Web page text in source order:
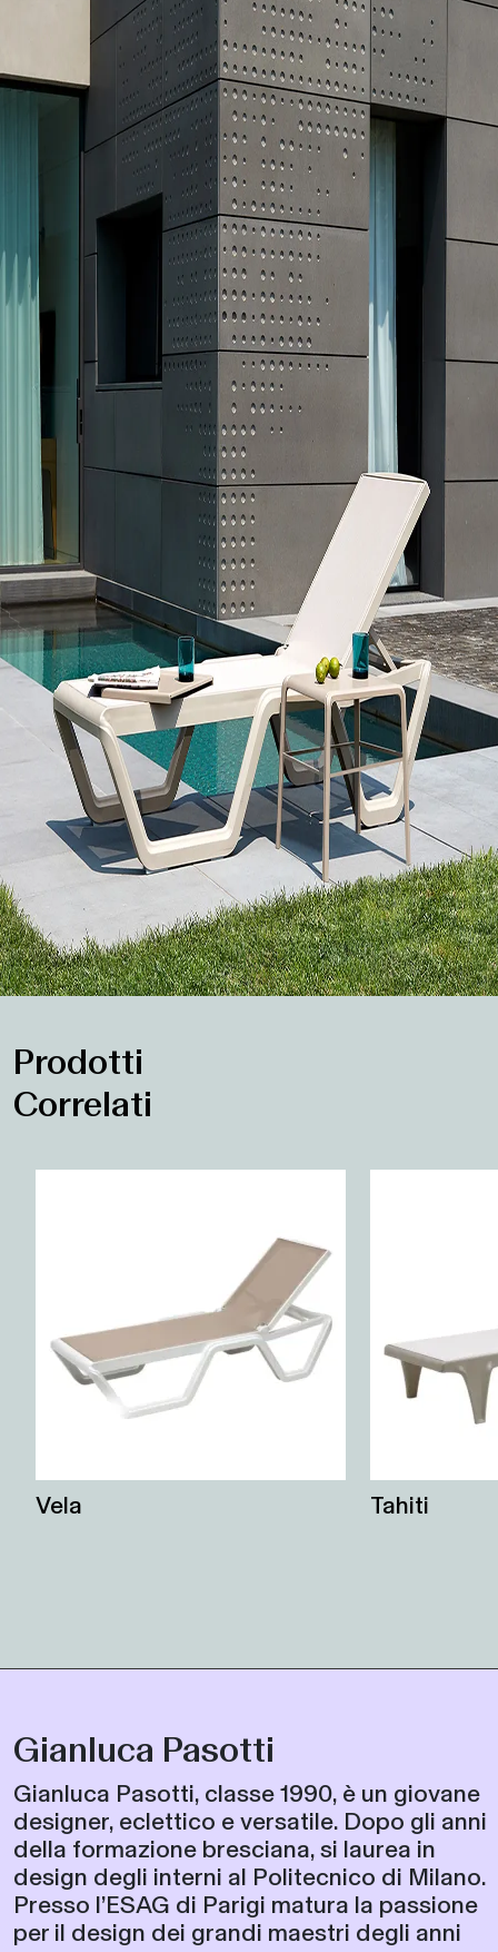
Prodotti
Correlati
Vela Tahiti
Gianluca Pasotti
Gianluca Pasotti, classe 1990, è un giovane
designer, eclettico e versatile. Dopo gli anni
della formazione bresciana, si laurea in
design degli interni al Politecnico di Milano.
Presso l’ESAG di Parigi matura la passione
per il design dei grandi maestri degli anni